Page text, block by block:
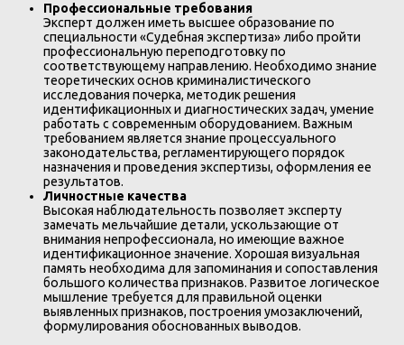
Профессиональные требования
Эксперт должен иметь высшее образование по
специальности «Судебная экспертиза» либо пройти
профессиональную переподготовку по
соответствующему направлению. Необходимо знание
теоретических основ криминалистического
исследования почерка, методик решения
идентификационных и диагностических задач, умение
работать с современным оборудованием. Важным
требованием является знание процессуального
законодательства, регламентирующего порядок
назначения и проведения экспертизы, оформления ее
результатов.
Личностные качества
Высокая наблюдательность позволяет эксперту
замечать мельчайшие детали, ускользающие от
внимания непрофессионала, но имеющие важное
идентификационное значение. Хорошая визуальная
память необходима для запоминания и сопоставления
большого количества признаков. Развитое логическое
мышление требуется для правильной оценки
выявленных признаков, построения умозаключений,
формулирования обоснованных выводов.